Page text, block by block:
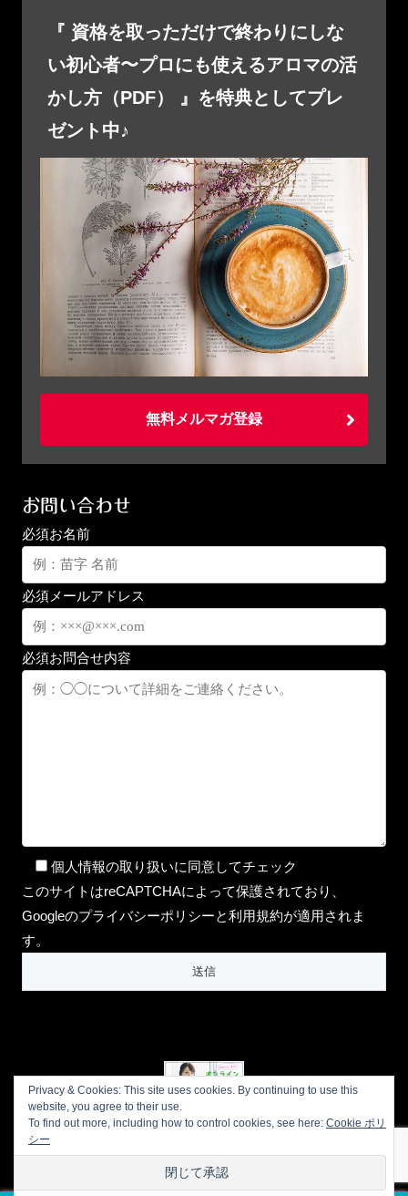
『 資格を取っただけで終わりにしな
い初心者〜プロにも使えるアロマの活
かし方（PDF） 』を特典としてプレ
ゼント中♪
無料メルマガ登録
お問い合わせ
必須お名前
必須 メールアドレス
必須お問合せ内容
個人情報の取り扱いに同意してチェック
このサイトはreCAPTCHAによって保護されており、
Googleのプライバシーポリシーと利用規約が適用されま
す。
プライバシーポリシー
会社概要
お問い合わせ
LINE公式アカウント
© 2016 aromalifeCocoro【マンツーマンで受講できるオンライン
Privacy & Cookies: This site uses cookies. By continuing to use this
website, you agree to their use.
To find out more, including how to control cookies, see here: Cookie ポリ
シー